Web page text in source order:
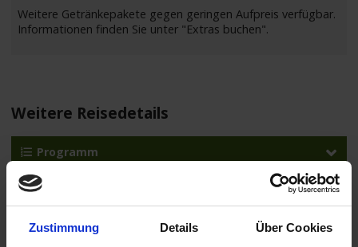
Zustimmung Details Über Cookies
Weitere Getränkepakete gegen geringen Aufpreis verfügbar.
Informationen finden Sie unter "Extras buchen".
Weitere Reisedetails
Programm
Reiseverlauf
Ihr Programm für die Kreuzfahrt vom 10.09.2026 bis zum